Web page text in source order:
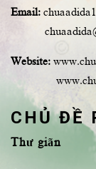
Email:
Website:
CHỦ ĐỀ
Thư giãn